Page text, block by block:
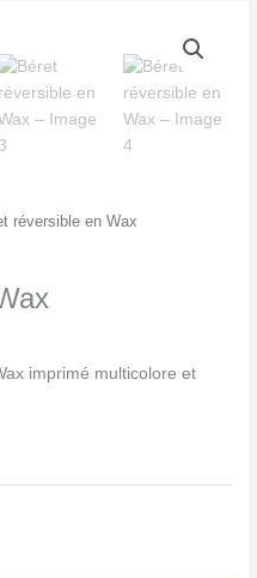
réversible en Wax
imprimé multicolore et